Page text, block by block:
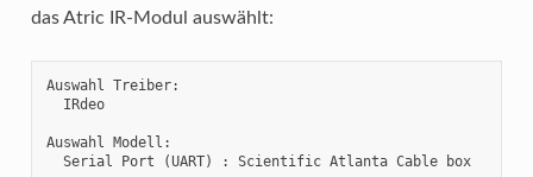
das Atric IR-Modul auswählt:
Auswahl Treiber:
  IRdeo
Auswahl Modell:
  Serial Port (UART) : Scientific Atlanta Cable box